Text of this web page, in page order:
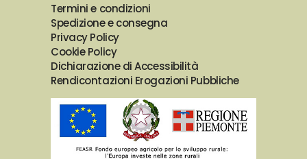
Termini e condizioni
Spedizione e consegna
Privacy Policy
Cookie Policy
Dichiarazione di Accessibilità
Rendicontazioni Erogazioni Pubbliche